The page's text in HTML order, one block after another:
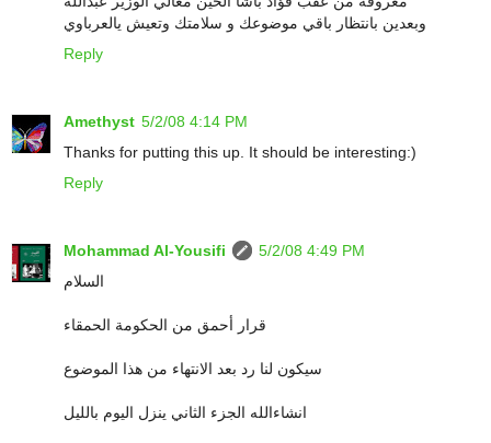
وبعدين بانتظار باقي موضوعك و سلامتك وتعيش يالعرباوي
Reply
Amethyst 5/2/08 4:14 PM
Thanks for putting this up. It should be interesting:)
Reply
Mohammad Al-Yousifi
5/2/08 4:49 PM
السلام
قرار أحمق من الحكومة الحمقاء
سيكون لنا رد بعد الانتهاء من هذا الموضوع
انشاءالله الجزء الثاني ينزل اليوم بالليل